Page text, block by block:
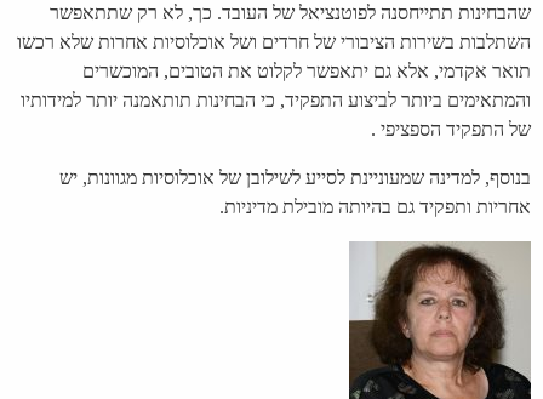
שהבחינות תתייחסנה לפוטנציאל של העובד. כך, לא רק שתתאפשר
השתלבות בשירות הציבורי של חרדים ושל אוכלוסיות אחרות שלא רכשו
תואר אקדמי, אלא גם יתאפשר לקלוט את הטובים, המוכשרים
והמתאימים ביותר לביצוע התפקיד, כי הבחינות תותאמנה יותר למידותיו
של התפקיד הספציפי .
בנוסף, למדינה שמעוניינת לסייע לשילובן של אוכלוסיות מגוונות, יש
אחריות ותפקיד גם בהיותה מובילת מדיניות.